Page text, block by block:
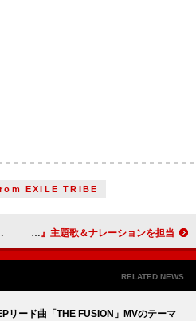
EXILE TRIBE
幾田りら、アニメ『リラックマ』主題歌＆ナレーションを担当
RELATED NEWS
リード曲「THE FUSION」MVのテーマ